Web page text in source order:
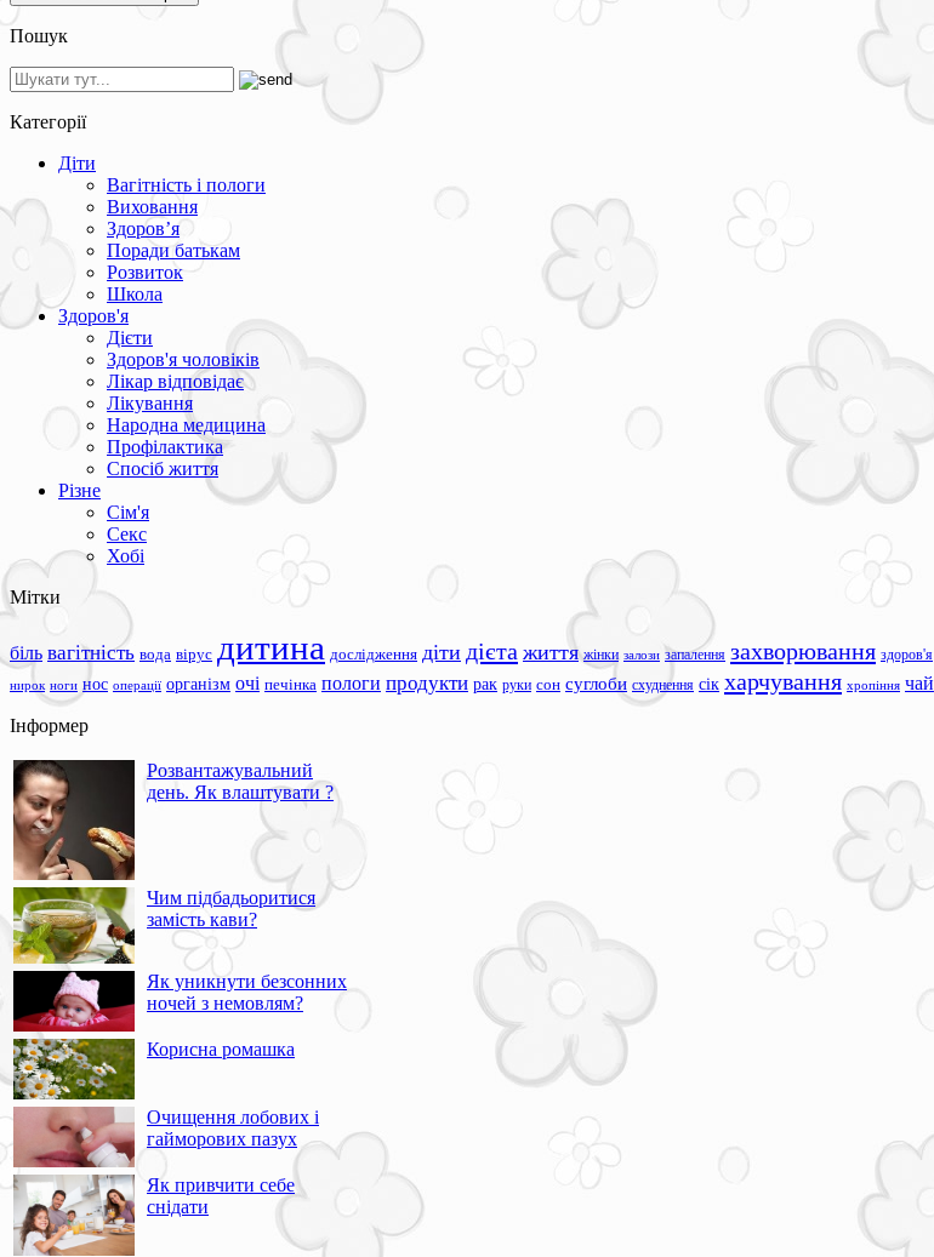
Пошук
Категорії
Діти
Вагітність і пологи
Виховання
Здоров’я
Поради батькам
Розвиток
Школа
Здоров'я
Дієти
Здоров'я чоловіків
Лікар відповідає
Лікування
Народна медицина
Профілактика
Спосіб життя
Різне
Сім'я
Секс
Хобі
Мітки
біль вагітність вода вірус дитина дослідження діти дієта життя жінки залози запалення захворювання здоров'я
нирок ноги нос операції організм очі печінка пологи продукти рак руки сон суглоби схуднення сік харчування хропіння чай
Інформер
Розвантажувальний
день. Як влаштувати ?
Чим підбадьоритися
замість кави?
Як уникнути безсонних
ночей з немовлям?
Корисна ромашка
Очищення лобових і
гайморових пазух
Як привчити себе
снідати